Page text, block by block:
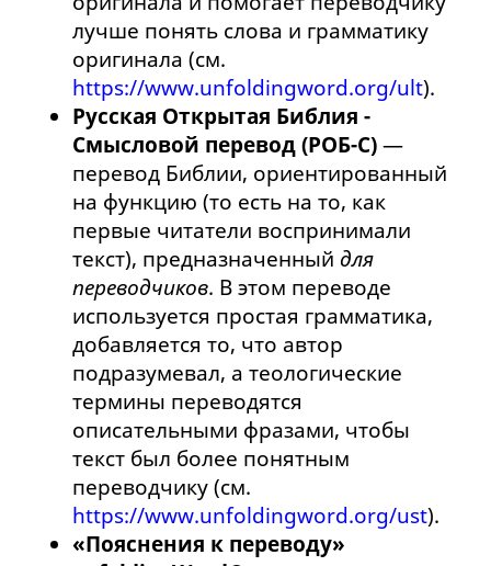
лучше понять слова и грамматику
оригинала (см.
https://www.unfoldingword.org/ult).
Русская Открытая Библия -
Смысловой перевод (РОБ-С)—
перевод Библии, ориентированный
на функцию (то есть на то, как
первые читатели воспринимали
текст), предназначенный для
переводчиков. В этом переводе
используется простая грамматика,
добавляется то, что автор
подразумевал, а теологические
термины переводятся
описательными фразами, чтобы
текст был более понятным
переводчику (см.
https://www.unfoldingword.org/ust).
«Пояснения к переводу»